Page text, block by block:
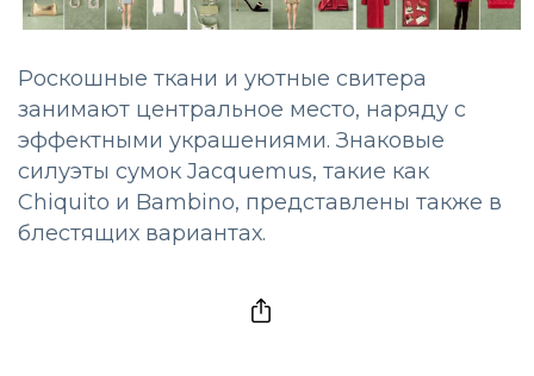
Роскошные ткани и уютные свитера
занимают центральное место, наряду с
эффектными украшениями. Знаковые
силуэты сумок Jacquemus, такие как
Chiquito и Bambino, представлены также в
блестящих вариантах.